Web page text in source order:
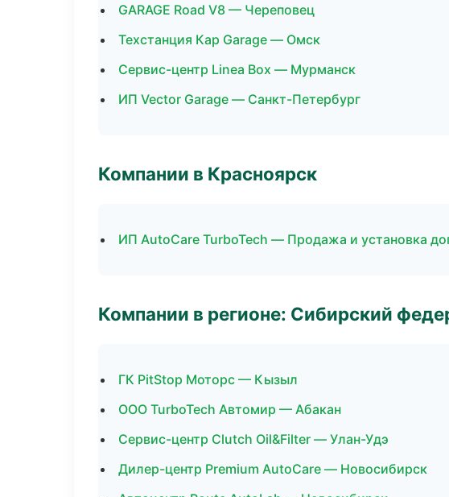
GARAGE Road V8 — Череповец
Техстанция Кар Garage — Омск
Сервис-центр Linea Box — Мурманск
ИП Vector Garage — Санкт-Петербург
Компании в Красноярск
ИП AutoCare TurboTech — Продажа и установка
Компании в регионе: Сибирский
ГК PitStop Моторс — Кызыл
ООО TurboTech Автомир — Абакан
Сервис-центр Clutch Oil&Filter — Улан-Удэ
Дилер-центр Premium AutoCare — Новосибирск